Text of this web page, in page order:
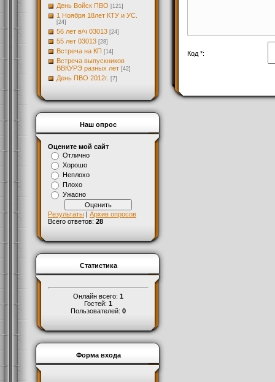
День Войск ПВО [121]
1 Ноября 18лет КТУ и УС.
[24]
56 лет в/ч 03013 [24]
55 лет 03013 [28]
Встреча на КП [14]
Встреча выпускников
ВВКУРЭ разных лет [42]
День ПВО 2012г. [7]
Наш опрос
Оцените мой сайт
Отлично
Хорошо
Неплохо
Плохо
Ужасно
Результаты | Архив опросов
Всего ответов: 28
Статистика
Онлайн всего: 1
Гостей: 1
Пользователей: 0
Форма входа
Код *: